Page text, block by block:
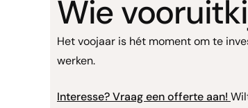
Wie
Het voojaar is hét moment om te
werken.
Interesse? Vraag een offerte aan!